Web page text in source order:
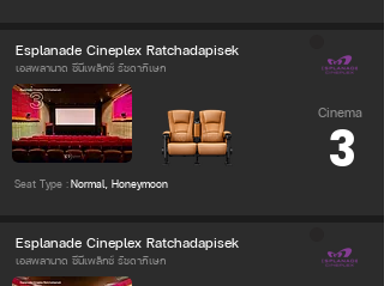
Esplanade Cineplex Ratchadapisek
เอสพลานาด ซีนีเพล็กซ์ รัชดาภิเษก
Cinema
3
Seat Type :Normal, Honeymoon
Esplanade Cineplex Ratchadapisek
เอสพลานาด ซีนีเพล็กซ์ รัชดาภิเษก